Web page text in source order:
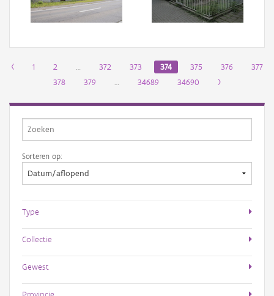
‹ 1 2 … 372 373 374 375 376
377
378
379 … 34689 34690 ›
Sorteren op:
Type
Collectie
Gewest